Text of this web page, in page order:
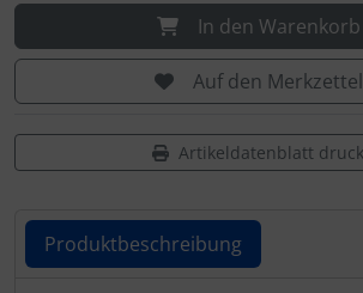
In den Warenkorb
Auf den Merkzettel
Artikeldatenblatt
Produktbeschreibung